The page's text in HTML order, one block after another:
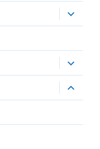
anzeigen
anzeigen
anzeigen